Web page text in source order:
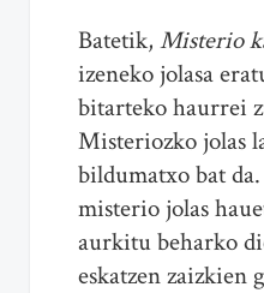
Batetik, Misterio
izeneko jolasa
bitarteko haurrei
Misteriozko jolas
bildumatxo bat
misterio jolas
aurkitu beharko
eskatzen zaizkien